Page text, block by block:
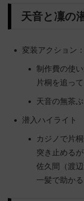
天音と凜の
変装アクション
制作費の使
片桐を追っ
天音の無茶
潜入ハイライト
カジノで片
突き止める
佐久間（渡
一髪で助かる